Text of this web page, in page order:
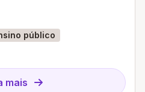
público
mais